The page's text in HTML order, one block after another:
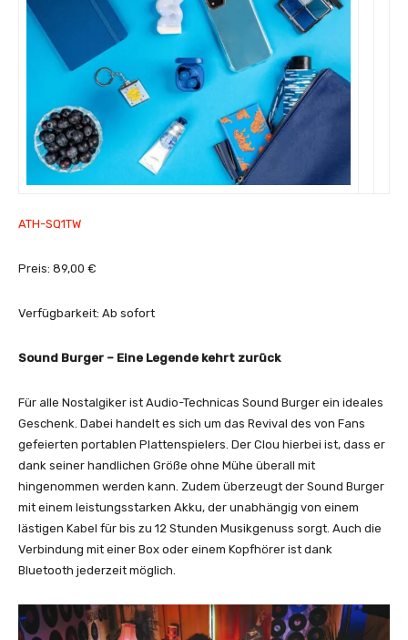
ATH-SQ1TW
Preis: 89,00 €
Verfügbarkeit: Ab sofort
Sound Burger – Eine Legende kehrt zurück
Für alle Nostalgiker ist Audio-Technicas Sound Burger ein ideales
Geschenk. Dabei handelt es sich um das Revival des von Fans
gefeierten portablen Plattenspielers. Der Clou hierbei ist, dass er
dank seiner handlichen Größe ohne Mühe überall mit
hingenommen werden kann. Zudem überzeugt der Sound Burger
mit einem leistungsstarken Akku, der unabhängig von einem
lästigen Kabel für bis zu 12 Stunden Musikgenuss sorgt. Auch die
Verbindung mit einer Box oder einem Kopfhörer ist dank
Bluetooth jederzeit möglich.